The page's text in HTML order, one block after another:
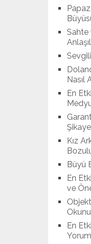
Sahte
Nasıl
En
Kız
Büyü
En
ve
En